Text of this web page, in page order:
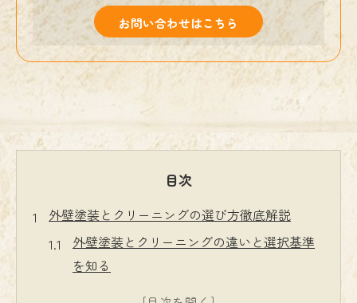
お問い合わせはこちら
目次
外壁塗装とクリーニングの選び方徹底解説
外壁塗装とクリーニングの違いと選択基準
を知る
外壁塗装の必要性とメンテナンス時期の見